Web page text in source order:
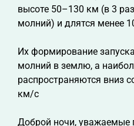
высоте 50–130 км (в 3
молний) и длятся менее
Их формирование
молний в землю, а
распространяются вниз
км/с
Доброй ночи, уважаемые